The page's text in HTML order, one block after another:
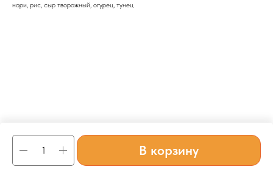
В корзину
нори, рис, сыр творожный, огурец, тунец